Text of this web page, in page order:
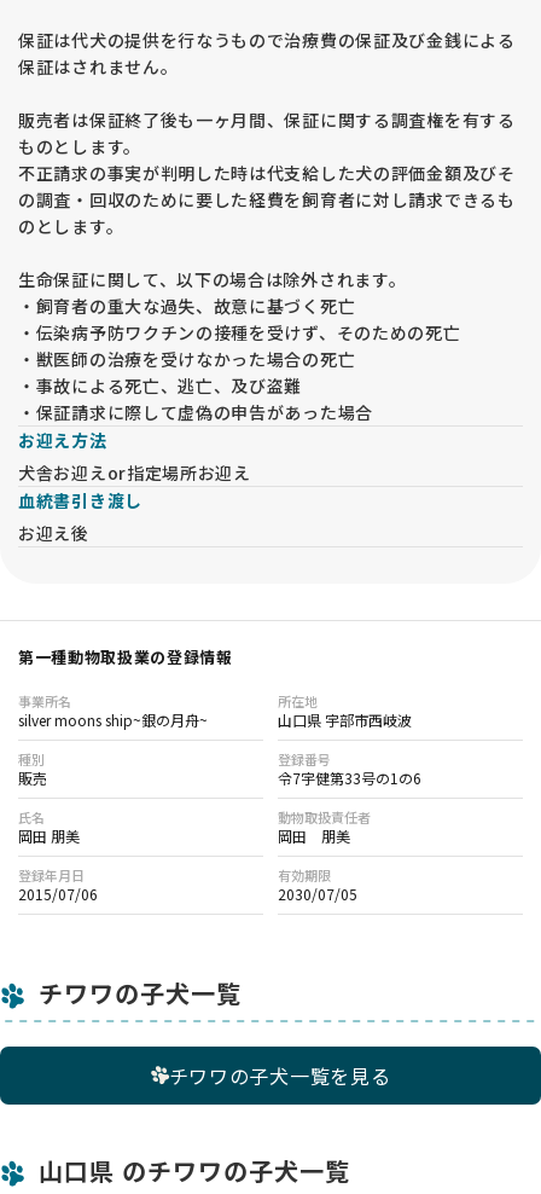
保証は代犬の提供を行なうもので治療費の保証及び金銭による
保証はされません。
販売者は保証終了後も一ヶ月間、保証に関する調査権を有する
ものとします。
不正請求の事実が判明した時は代支給した犬の評価金額及びそ
の調査・回収のために要した経費を飼育者に対し請求できるも
のとします。
生命保証に関して、以下の場合は除外されます。
・飼育者の重大な過失、故意に基づく死亡
・伝染病予防ワクチンの接種を受けず、そのための死亡
・獣医師の治療を受けなかった場合の死亡
・事故による死亡、逃亡、及び盗難
・保証請求に際して虚偽の申告があった場合
お迎え方法
犬舎お迎えor指定場所お迎え
血統書引き渡し
お迎え後
第一種動物取扱業の登録情報
事業所名
silver moons ship~銀の月舟~
所在地
山口県 宇部市西岐波
種別
販売
登録番号
令7宇健第33号の1の6
氏名
岡田 朋美
動物取扱責任者
岡田 朋美
登録年月日
2015/07/06
有効期限
2030/07/05
チワワの子犬一覧
チワワの子犬一覧を見る
山口県 のチワワの子犬一覧